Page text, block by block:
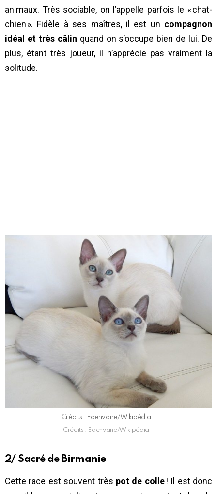
animaux. Très sociable, on l’appelle parfois le « chat-
chien ». Fidèle à ses maîtres, il est un compagnon
idéal et très câlin quand on s’occupe bien de lui. De
plus, étant très joueur, il n’apprécie pas vraiment la
solitude.
Crédits : Edenvane/Wikipédia
Crédits : Edenvane/Wikipédia
2/ Sacré de Birmanie
Cette race est souvent très pot de colle! Il est donc